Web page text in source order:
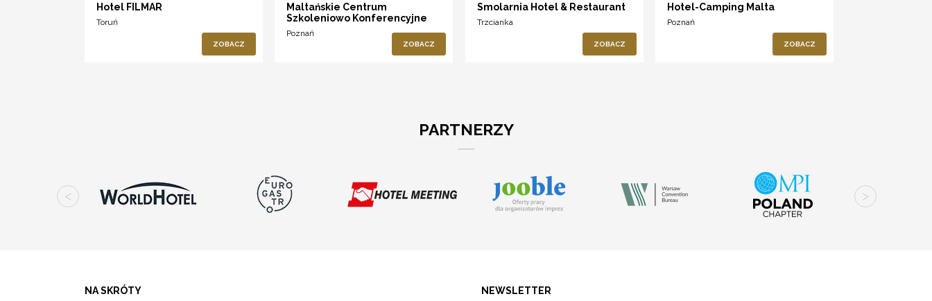
Hotel FILMAR
Toruń
ZOBACZ
Maltańskie Centrum
Szkoleniowo Konferencyjne
Poznań
ZOBACZ
Smolarnia Hotel & Restaurant
Trzcianka
ZOBACZ
Hotel-Camping Malta
Poznań
ZOBACZ
PARTNERZY
NA SKRÓTY NEWSLETTER